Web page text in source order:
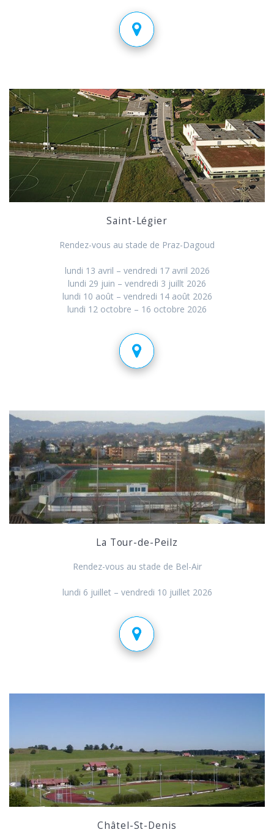
Saint-Légier
Rendez-vous au stade de Praz-Dagoud
lundi 13 avril – vendredi 17 avril 2026
lundi 29 juin – vendredi 3 juillt 2026
lundi 10 août – vendredi 14 août 2026
lundi 12 octobre – 16 octobre 2026
La Tour-de-Peilz
Rendez-vous au stade de Bel-Air
lundi 6 juillet – vendredi 10 juillet 2026
Châtel-St-Denis